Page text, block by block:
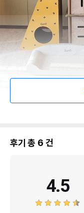
후기 총 6 건
4.5